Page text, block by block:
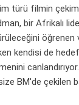
türü filmin
bir Afrikalı
öğrenen
kendisi de
BM'de çekilen